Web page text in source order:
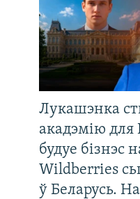
Лукашэнка
акадэмію для
будуе бізнэс
Wildberries
ў Беларусь.